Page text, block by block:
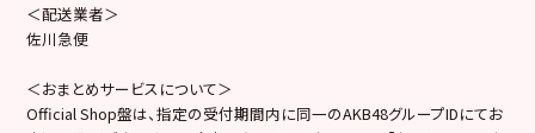
＜配送業者＞
佐川急便
＜おまとめサービスについて＞
Official Shop盤は、指定の受付期間内に同一のAKB48グループIDにてお